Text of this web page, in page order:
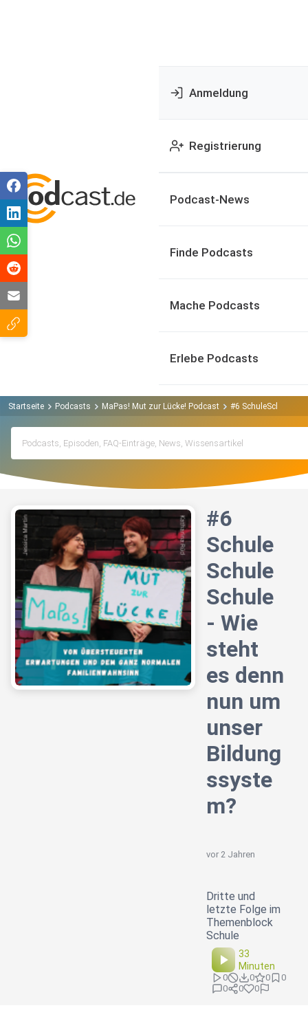
Anmeldung
Registrierung
Podcast-News
Finde Podcasts
Mache Podcasts
Erlebe Podcasts
Startseite Podcasts MaPas! Mut zur Lücke! Podcast #6
#6
Schule
Schule
Schule
- Wie
steht
es denn
nun um
unser
Bildung
ssyste
m?
vor 2 Jahren
Dritte und
letzte Folge im
Themenblock
Schule
33
Minuten
0 0 0
0
0
0 0